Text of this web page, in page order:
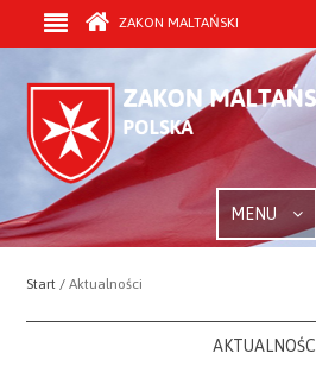
ZAKON MALTAŃSKI
MENU
Start / Aktualności
AKTUALNOŚCI